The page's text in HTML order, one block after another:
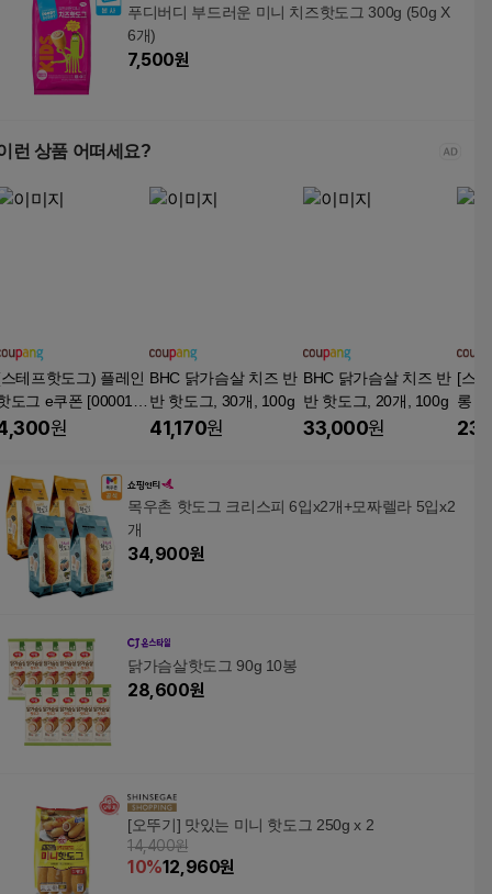
푸디버디 부드러운 미니 치즈핫도그 300g (50g X
6개)
7,500원
런 상품 어떠세요?
테프핫도그) 플레인
도그 e쿠폰 [000013
원
BHC 닭가슴살 치즈 반
반 핫도그, 30개, 100g
41,170원
BHC 닭가슴살 치즈 반
반 핫도그, 20개, 100g
33,000원
[스
롱
(동
목우촌 핫도그 크리스피 6입x2개+모짜렐라 5입x2
개
34,900원
닭가슴살핫도그 90g 10봉
28,600원
[오뚜기] 맛있는 미니 핫도그 250g x 2
14,400원
10%12,960원